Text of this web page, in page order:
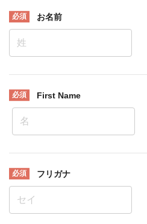
お名前
First Name
フリガナ